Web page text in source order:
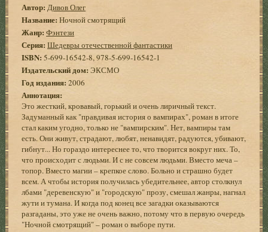
Автор: Дивов Олег
Название: Ночной смотрящий
Жанр: Фэнтези
Серия: Шедевры отечественной фантастики
ISBN:5-699-16542-8, 978-5-699-16542-1
Издательский дом: ЭКСМО
Год издания: 2006
Аннотация:
Это жесткий, кровавый, горький и очень лиричный текст.
Задуманный как "правдивая история о вампирах", роман в итоге
стал каким угодно, только не "вампирским". Нет, вампиры там
есть. Они живут, страдают, любят, ненавидят, радуются, убивают,
гибнут... Но гораздо интереснее то, что творится вокруг них. То,
что происходит с людьми. И с не совсем людьми. Вместо меча –
топор. Вместо магии – крепкое слово. Больно и страшно будет
всем. А чтобы история получилась убедительнее, автор столкнул
лбами "деревенскую" и "городскую" прозу, смешал жанры, нагнал
жути и тумана. И когда под конец все загадки оказываются
разгаданы, это уже не очень важно, потому что в первую очередь
"Ночной смотрящий" – роман о выборе пути.